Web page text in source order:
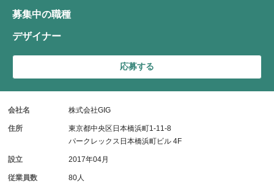
募集中の職種
デザイナー
応募する
会社名 株式会社GIG
住所
東京都中央区日本橋浜町1-11-8
パークレックス日本橋浜町ビル 4F
設立 2017年04月
従業員数 80人